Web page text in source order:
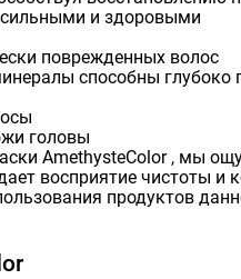
и здоровыми
поврежденных волос
способны глубоко
головы
AmethysteColor , мы
восприятие чистоты и
продуктов